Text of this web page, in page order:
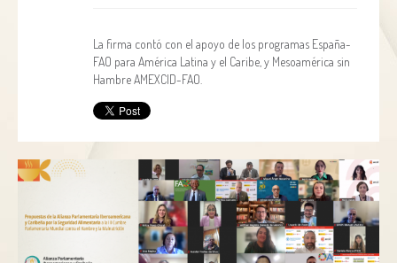
La firma contó con el apoyo de los programas España-
FAO para América Latina y el Caribe, y Mesoamérica sin
Hambre AMEXCID-FAO.